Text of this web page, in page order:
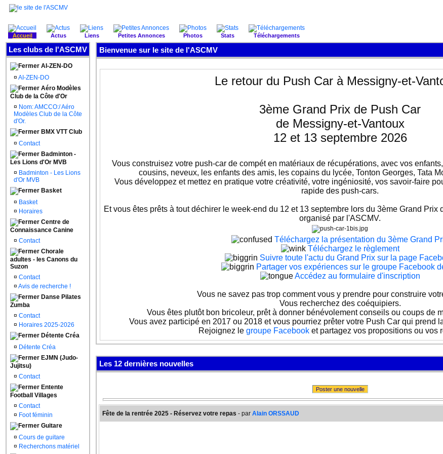
Accueil Actus Liens Petites Annonces Photos Stats Téléchargements
Les clubs de l'ASCMV
AI-ZEN-DO
¤ AI-ZEN-DO
Aéro Modèles
Club de la Côte d'Or
¤ Nom: AMCCO:/ Aéro
Modèles Club de la Côte
d'Or.
BMX VTT Club
¤ Contact
Badminton -
Les Lions d'Or MVB
¤ Badminton - Les Lions
d'Or MVB
Basket
¤ Basket
¤ Horaires
Centre de
Connaissance Canine
¤ Contact
Chorale
adultes - les Canons du
Suzon
¤ Contact
¤ Avis de recherche !
Danse Pilates
Zumba
¤ Contact
¤ Horaires 2025-2026
Détente Créa
¤ Détente Créa
EJMN (Judo-
Jujitsu)
¤ Contact
Entente
Football Villages
¤ Contact
¤ Foot féminin
Guitare
¤ Cours de guitare
¤ Recherchons matériel
Bienvenue sur le site de l'ASCMV
Le retour du Push Car à Messigny-et-
3ème Grand Prix de Push Car
de Messigny-et-Vantoux
12 et 13 septembre 2026
Vous construisez votre push-car de compét en matériaux de récupérations, avec vos
cousins, neveux, les enfants des amis, les copains du lycée, Tonton Georges, Tata
Vous développez et mettez en pratique votre créativité, votre ingéniosité, vos savoir-faire
rapide des push-cars.
Et vous êtes prêts à tout déchirer le week-end du 12 et 13 septembre lors du 3ème Grand Prix
organisé par l'ASCMV.
Téléchargez la présentation du 3ème Grand
Téléchargez le règlement
Suivre toute l'actu du Grand Prix sur la page
Partager vos expériences sur le groupe Facebook
Accédez au formulaire d'inscription
Vous ne savez pas trop comment vous y prendre pour construire
Vous recherchez des coéquipiers.
Vous êtes plutôt bon bricoleur, prêt à donner bénévolement conseils ou coups de
Vous avez participé en 2017 ou 2018 et vous pourriez prêter votre Push Car qui prend
Rejoignez le groupe Facebooket partagez vos propositions ou vos
Les 12 dernières nouvelles
Poster une nouvelle
Fête de la rentrée 2025 - Réservez votre repas - par Alain ORSSAUD